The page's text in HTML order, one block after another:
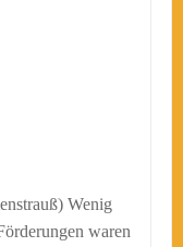
Wenig
waren